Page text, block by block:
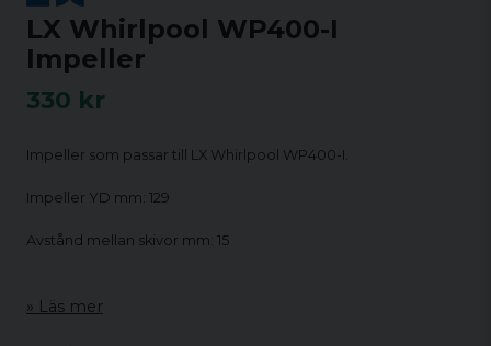
LX Whirlpool WP400-I
Impeller
330 kr
Impeller som passar till LX Whirlpool WP400-I.
Impeller YD mm: 129
Avstånd mellan skivor mm: 15
Läs mer